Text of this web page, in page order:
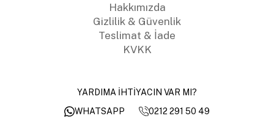
Hakkımızda
Gizlilik & Güvenlik
Teslimat & İade
KVKK
YARDIMA İHTİYACIN VAR MI?
WHATSAPP
0212 291 50 49